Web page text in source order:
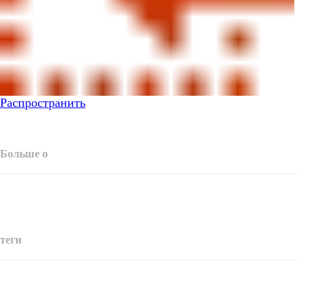
Распространить
Больше о
теги